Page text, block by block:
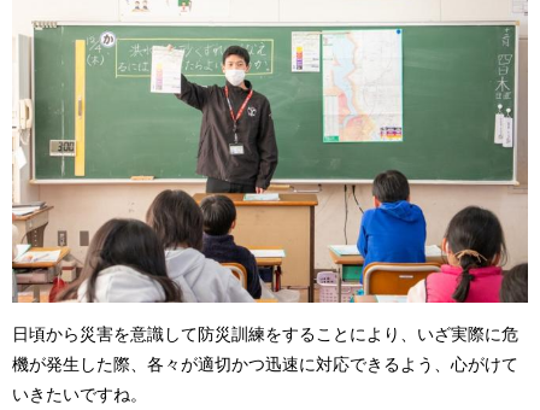
日頃から災害を意識して防災訓練をすることにより、いざ実際に危
機が発生した際、各々が適切かつ迅速に対応できるよう、心がけて
いきたいですね。